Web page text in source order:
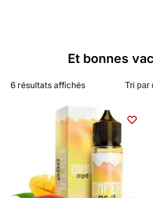
Et bonnes
6 résultats affichés